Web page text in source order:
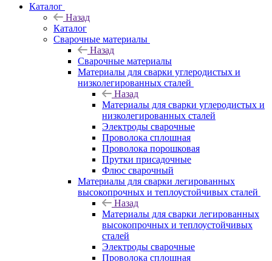
Каталог
Назад
Каталог
Сварочные материалы
Назад
Сварочные материалы
Материалы для сварки углеродистых и
низколегированных сталей
Назад
Материалы для сварки углеродистых и
низколегированных сталей
Электроды сварочные
Проволока сплошная
Проволока порошковая
Прутки присадочные
Флюс сварочный
Материалы для сварки легированных
высокопрочных и теплоустойчивых сталей
Назад
Материалы для сварки легированных
высокопрочных и теплоустойчивых
сталей
Электроды сварочные
Проволока сплошная